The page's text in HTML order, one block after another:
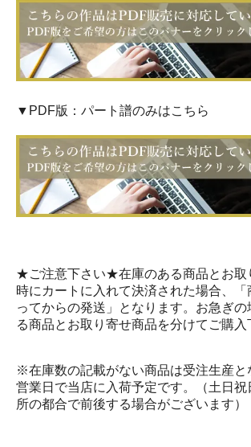
▼PDF版：パート譜のみはこちら
★ご注意下さい★在庫のある商品とお取
時にカートに入れて決済された場合、
ってからの発送」となります。お急ぎ
る商品とお取り寄せ商品を分けてご購入
※在庫数の記載がない商品は受注生産と
営業日で当店に入荷予定です。（土日祝
所の都合で前後する場合がございます）